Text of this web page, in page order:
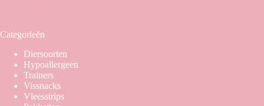
Categorieën
Diersoorten
Hypoallergeen
Trainers
Vissnacks
Vleesstrips